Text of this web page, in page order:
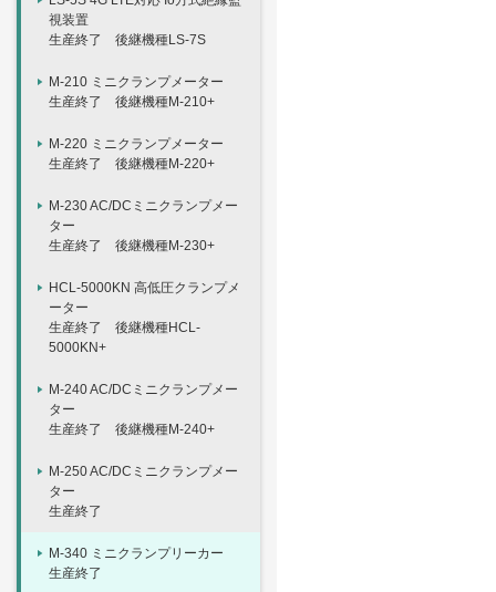
視装置
生産終了 後継機種LS-7S
M-210 ミニクランプメーター
生産終了 後継機種M-210+
M-220 ミニクランプメーター
生産終了 後継機種M-220+
M-230 AC/DCミニクランプメー
ター
生産終了 後継機種M-230+
HCL-5000KN 高低圧クランプメ
ーター
生産終了 後継機種HCL-
5000KN+
M-240 AC/DCミニクランプメー
ター
生産終了 後継機種M-240+
M-250 AC/DCミニクランプメー
ター
生産終了
M-340 ミニクランプリーカー
生産終了